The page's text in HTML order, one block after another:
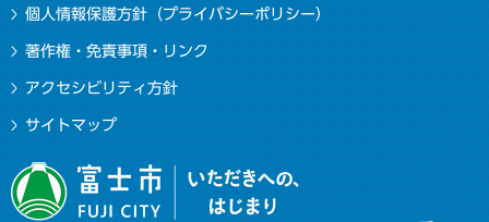
個人情報保護方針（プライバシーポリシー）
著作権・免責事項・リンク
アクセシビリティ方針
サイトマップ